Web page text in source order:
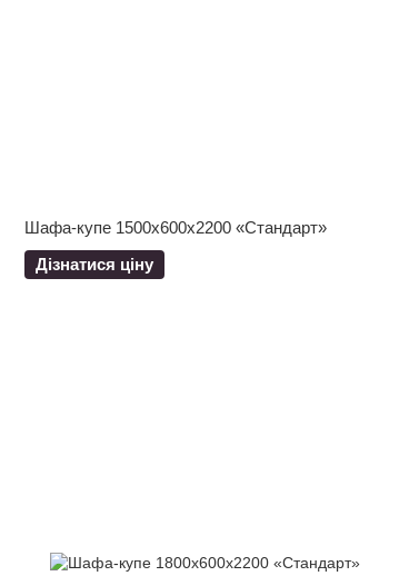
Шафа-купе 1500x600x2200 «Стандарт»
Дізнатися ціну